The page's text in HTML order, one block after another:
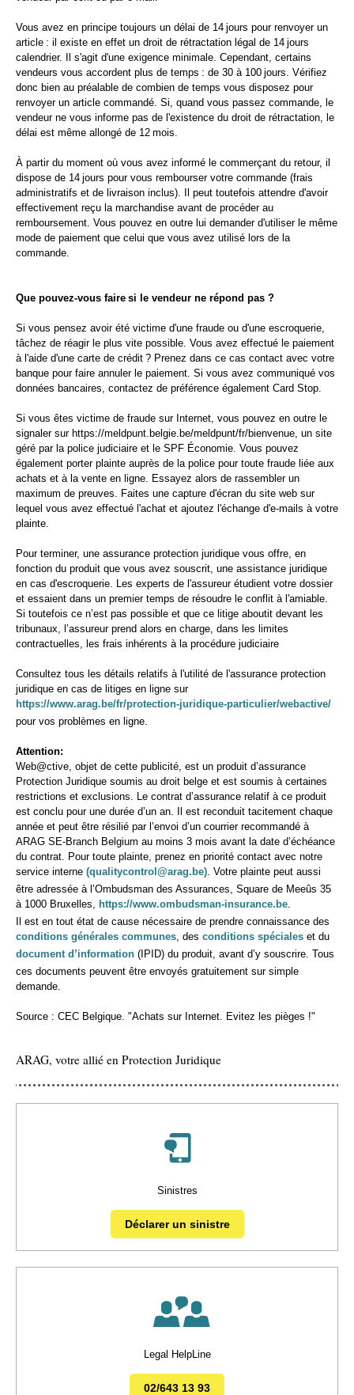
Vous avez en principe toujours un délai de 14 jours pour renvoyer un
article : il existe en effet un droit de rétractation légal de 14 jours
calendrier. Il s'agit d'une exigence minimale. Cependant, certains
vendeurs vous accordent plus de temps : de 30 à 100 jours. Vérifiez
donc bien au préalable de combien de temps vous disposez pour
renvoyer un article commandé. Si, quand vous passez commande, le
vendeur ne vous informe pas de l'existence du droit de rétractation, le
délai est même allongé de 12 mois.
À partir du moment où vous avez informé le commerçant du retour, il
dispose de 14 jours pour vous rembourser votre commande (frais
administratifs et de livraison inclus). Il peut toutefois attendre d'avoir
effectivement reçu la marchandise avant de procéder au
remboursement. Vous pouvez en outre lui demander d'utiliser le même
mode de paiement que celui que vous avez utilisé lors de la
commande.
Que pouvez-vous faire si le vendeur ne répond pas ?
Si vous pensez avoir été victime d'une fraude ou d'une escroquerie,
tâchez de réagir le plus vite possible. Vous avez effectué le paiement
à l'aide d'une carte de crédit ? Prenez dans ce cas contact avec votre
banque pour faire annuler le paiement. Si vous avez communiqué vos
données bancaires, contactez de préférence également Card Stop.
Si vous êtes victime de fraude sur Internet, vous pouvez en outre le
signaler sur https://meldpunt.belgie.be/meldpunt/fr/bienvenue, un site
géré par la police judiciaire et le SPF Économie. Vous pouvez
également porter plainte auprès de la police pour toute fraude liée aux
achats et à la vente en ligne. Essayez alors de rassembler un
maximum de preuves. Faites une capture d'écran du site web sur
lequel vous avez effectué l'achat et ajoutez l'échange d'e-mails à votre
plainte.
Pour terminer, une assurance protection juridique vous offre, en
fonction du produit que vous avez souscrit, une assistance juridique
en cas d'escroquerie. Les experts de l'assureur étudient votre dossier
et essaient dans un premier temps de résoudre le conflit à l'amiable.
Si toutefois ce n’est pas possible et que ce litige aboutit devant les
tribunaux, l’assureur prend alors en charge, dans les limites
contractuelles, les frais inhérents à la procédure judiciaire
Consultez tous les détails relatifs à l'utilité de l'assurance protection
juridique en cas de litiges en ligne sur
https://www.arag.be/fr/protection-juridique-particulier/webactive/
pour vos problèmes en ligne.
Attention:
Web@ctive, objet de cette publicité, est un produit d’assurance
Protection Juridique soumis au droit belge et est soumis à certaines
restrictions et exclusions. Le contrat d’assurance relatif à ce produit
est conclu pour une durée d’un an. Il est reconduit tacitement chaque
année et peut être résilié par l’envoi d’un courrier recommandé à
ARAG SE-Branch Belgium au moins 3 mois avant la date d’échéance
du contrat. Pour toute plainte, prenez en priorité contact avec notre
service interne (qualitycontrol @arag.be). Votre plainte peut aussi
être adressée à l’Ombudsman des Assurances, Square de Meeûs 35
à 1000 Bruxelles, https://www.ombudsman-insurance.be.
Il est en tout état de cause nécessaire de prendre connaissance des
conditions générales communes, des conditions spéciales et du
document d’information (IPID) du produit, avant d’y souscrire. Tous
ces documents peuvent être envoyés gratuitement sur simple
demande.
Source : CEC Belgique. "Achats sur Internet. Evitez les pièges !"
ARAG, votre allié en Protection Juridique
Sinistres
Déclarer un sinistre
Legal HelpLine
02/643 13 93